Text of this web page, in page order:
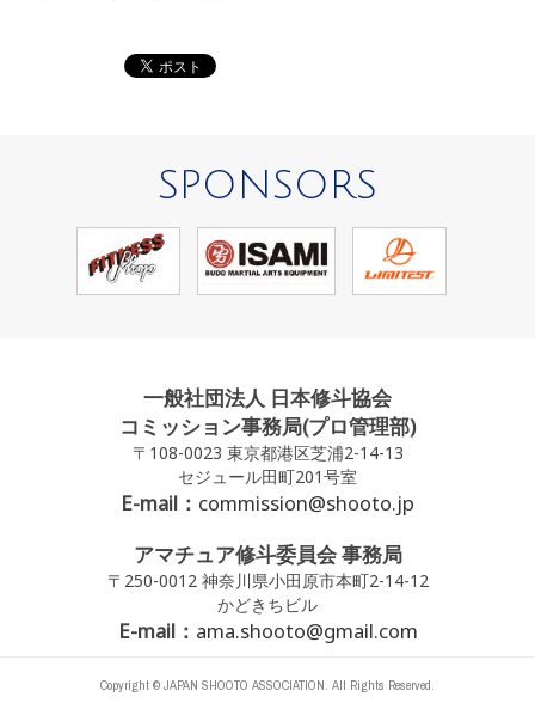
SPONSORS
一般社団法人 日本修斗協会
コミッション事務局(プロ管理部)
〒108-0023 東京都港区芝浦2-14-13
セジュール田町201号室
E-mail： commission@shooto.jp
アマチュア修斗委員会 事務局
〒250-0012 神奈川県小田原市本町2-14-12
かどきちビル
E-mail： ama.shooto@gmail.com
Copyright © JAPAN SHOOTO ASSOCIATION. All Rights Reserved.